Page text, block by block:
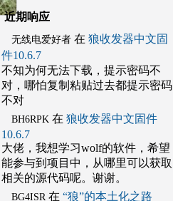
近期响应
无线电爱好者在 狼收发器中文固
件10.6.7
不知为何无法下载，提示密码不
对，哪怕复制粘贴过去都提示密码
不对
BH6RPK 在 狼收发器中文固件
10.6.7
大佬，我想学习wolf的软件，希望
能参与到项目中，从哪里可以获取
相关的源代码呢。谢谢。
BG4ISR 在 “狼”的本土化之路